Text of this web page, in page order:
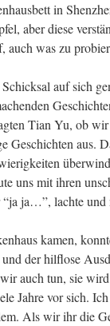
in
aber diese
auch was zu
Schicksal auf sich
Tian Yu, ob
Geschichten aus.
uns mit ihren
ja…”, lachte und
kamen,
der hilflose
auch tun, sie
Jahre vor sich.
Als wir ihr die